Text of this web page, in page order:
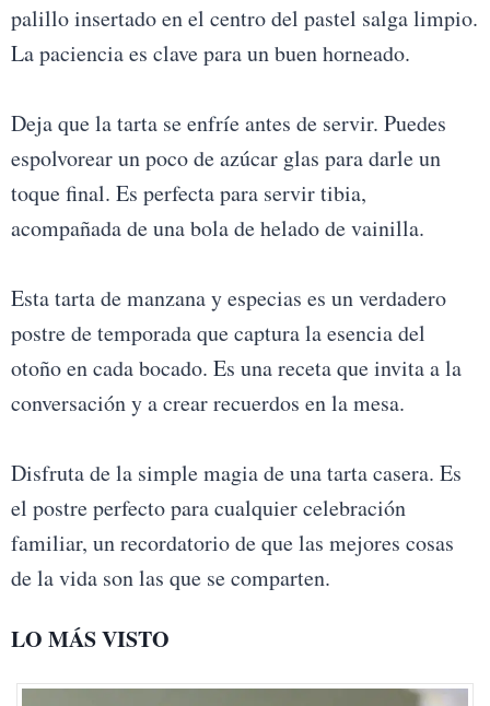
palillo insertado en el centro del pastel salga limpio.
La paciencia es clave para un buen horneado.
Deja que la tarta se enfríe antes de servir. Puedes
espolvorear un poco de azúcar glas para darle un
toque final. Es perfecta para servir tibia,
acompañada de una bola de helado de vainilla.
Esta tarta de manzana y especias es un verdadero
postre de temporada que captura la esencia del
otoño en cada bocado. Es una receta que invita a la
conversación y a crear recuerdos en la mesa.
Disfruta de la simple magia de una tarta casera. Es
el postre perfecto para cualquier celebración
familiar, un recordatorio de que las mejores cosas
de la vida son las que se comparten.
LO MÁS VISTO